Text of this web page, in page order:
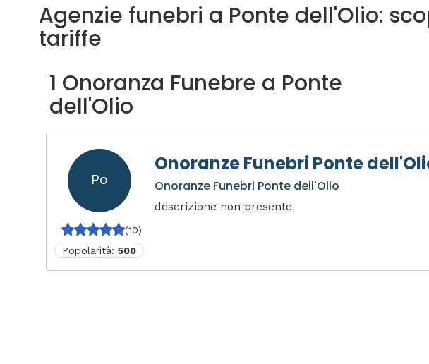
Agenzie funebri a Ponte dell'Olio:
tariffe
1 Onoranza Funebre a Ponte
dell'Olio
Po
(10)
Popolarità: 500
Onoranze Funebri Ponte
Onoranze Funebri Ponte dell'Olio
descrizione non presente